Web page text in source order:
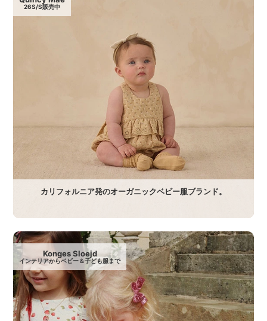
26S/S販売中
カリフォルニア発のオーガニックベビー服ブランド。
Konges Sloejd
インテリアからベビー＆子ども服まで